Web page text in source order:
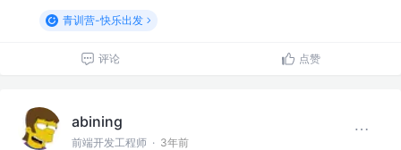
青训营-快乐出发
评论 点赞
abining
前端开发工程师 · 3年前